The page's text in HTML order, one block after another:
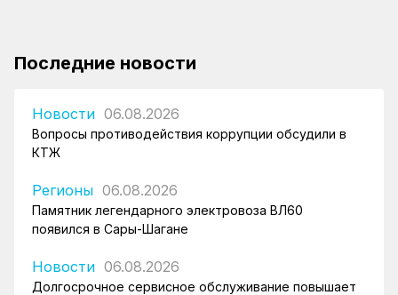
Последние новости
Новости 06.08.2026
Вопросы противодействия коррупции обсудили в
КТЖ
Регионы 06.08.2026
Памятник легендарного электровоза ВЛ60
появился в Сары-Шагане
Новости 06.08.2026
Долгосрочное сервисное обслуживание повышает